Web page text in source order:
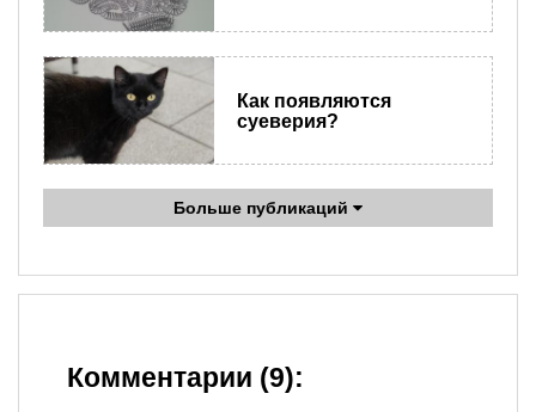
Как появляются
суеверия?
Больше публикаций
Комментарии (9):